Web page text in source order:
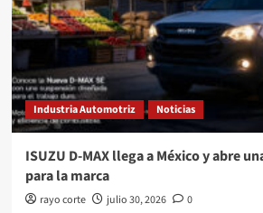
con
versiones
turbo
híbrida
Industria Automotriz Noticias
ISUZU D-MAX llega a México y abre
para la marca
rayo corte julio 30, 2026
0